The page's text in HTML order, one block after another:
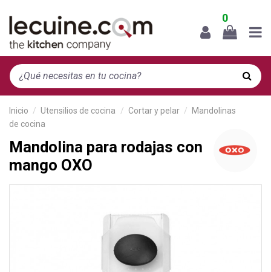
0
Inicio Utensilios de cocina Cortar y pelar
Mandolinas
de cocina
Mandolina para rodajas con
mango OXO